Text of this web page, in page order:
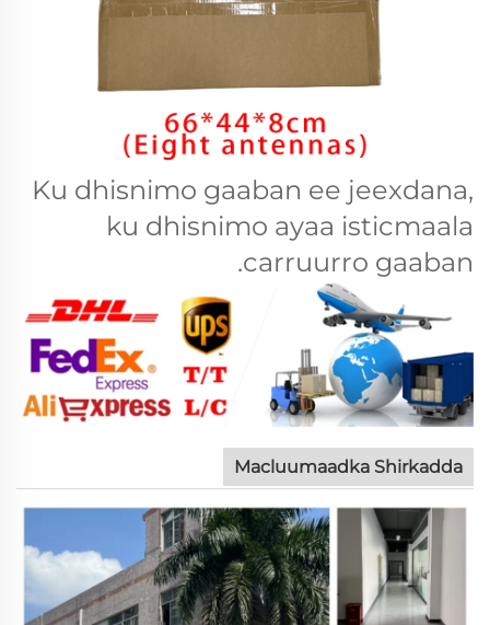
Ku dhisnimo gaaban ee jeexdana,
ku dhisnimo ayaa isticmaala
carruurro gaaban.
Macluumaadka Shirkadda